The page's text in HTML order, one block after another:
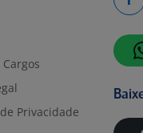
Privacidade